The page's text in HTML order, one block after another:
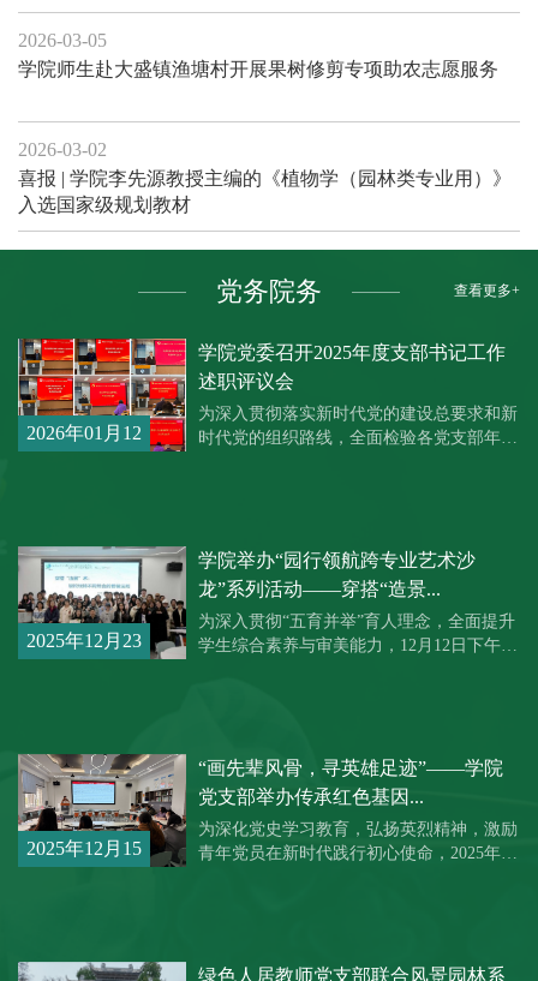
2026-03-05
学院师生赴大盛镇渔塘村开展果树修剪专项助农志愿服务
2026-03-02
喜报 | 学院李先源教授主编的《植物学（园林类专业用）》
入选国家级规划教材
党务院务 查看更多+
2026年01月12
学院党委召开2025年度支部书记工作
述职评议会
为深入贯彻落实新时代党的建设总要求和新
时代党的组织路线，全面检验各党支部年度
2025年12月23
学院举办“园行领航跨专业艺术沙
龙”系列活动——穿搭“造景...
为深入贯彻“五育并举”育人理念，全面提升
学生综合素养与审美能力，12月12日下午，
2025年12月15
“画先辈风骨，寻英雄足迹”——学院
党支部举办传承红色基因...
为深化党史学习教育，弘扬英烈精神，激励
青年党员在新时代践行初心使命，2025年12
绿色人居教师党支部联合风景园林系